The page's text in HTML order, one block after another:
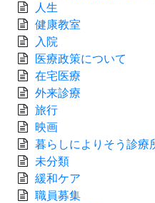
人生
健康教室
入院
医療政策について
在宅医療
外来診療
旅行
映画
暮らしによりそう診療
未分類
緩和ケア
職員募集